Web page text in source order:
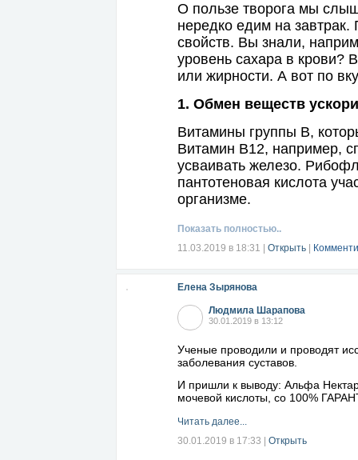
О пользе творога мы
нередко едим на завтрак.
свойств. Вы знали,
уровень сахара в крови?
или жирности. А вот по
1. Обмен веществ
Витамины группы В,
Витамин В12, например,
усваивать железо.
пантотеновая кислота
организме.
2. Мышцы придут в
Творог содержит белок
сном: аминокислоты
достаточном количестве.
Кроме того, творог
вегетарианцев (которые
суточную дозу белка.
Читать далее...
Показать полностью..
11.03.2019 в 18:31
Открыть
Елена Зырянова
Людмила Шарапова
30.01.2019 в 13:12
Ученые проводили и проводят
заболевания суставов.
И пришли к выводу: Альфа
мочевой кислоты, со 100%
Читать далее...
30.01.2019 в 17:33
Открыть